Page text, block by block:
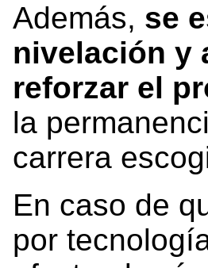
Además, se
nivelación y
reforzar el
la
carrera
En caso de
por